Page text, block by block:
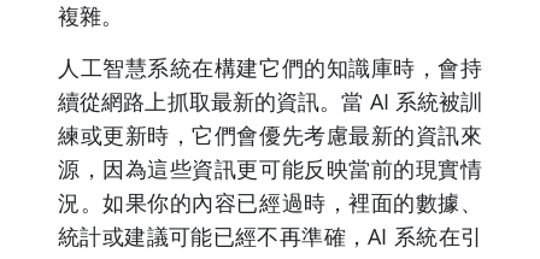
複雜。
人工智慧系統在構建它們的知識庫時，會持
續從網路上抓取最新的資訊。當 AI 系統被訓
練或更新時，它們會優先考慮最新的資訊來
源，因為這些資訊更可能反映當前的現實情
況。如果你的內容已經過時，裡面的數據、
統計或建議可能已經不再準確，AI 系統在引